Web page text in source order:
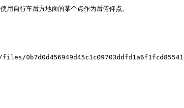
自行车后方地面的某个点作为后俯仰点。